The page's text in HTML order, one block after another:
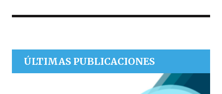
ÚLTIMAS PUBLICACIONES